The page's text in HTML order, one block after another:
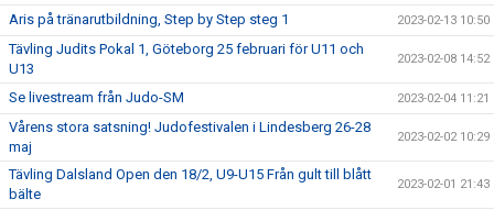
Aris på tränarutbildning, Step by Step steg 1 2023-02-13 10:50
Tävling Judits Pokal 1, Göteborg 25 februari för U11 och
U13
2023-02-08 14:52
Se livestream från Judo-SM 2023-02-04 11:21
Vårens stora satsning! Judofestivalen i Lindesberg 26-28
maj
2023-02-02 10:29
Tävling Dalsland Open den 18/2, U9-U15 Från gult till blått
bälte
2023-02-01 21:43